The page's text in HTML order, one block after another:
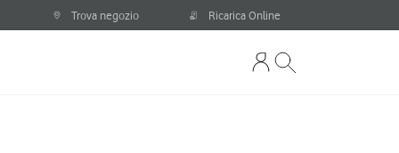
Trova negozio Ricarica Online